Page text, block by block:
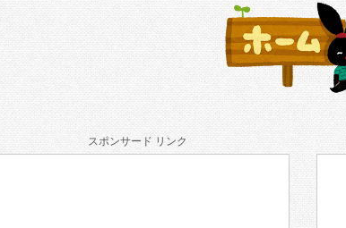
スポンサード リンク